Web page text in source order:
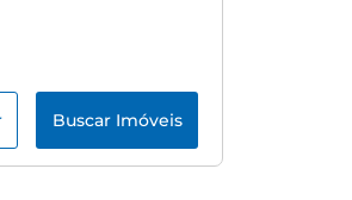
Buscar Imóveis